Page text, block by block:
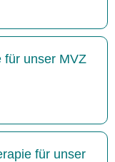
für unser MVZ
für unser